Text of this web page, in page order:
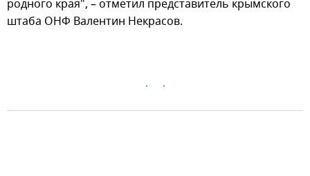
родного края", – отметил представитель крымского
штаба ОНФ Валентин Некрасов.